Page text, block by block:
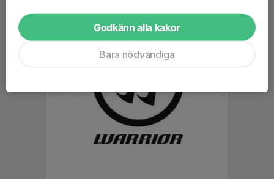
Godkänn alla kakor
Bara nödvändiga